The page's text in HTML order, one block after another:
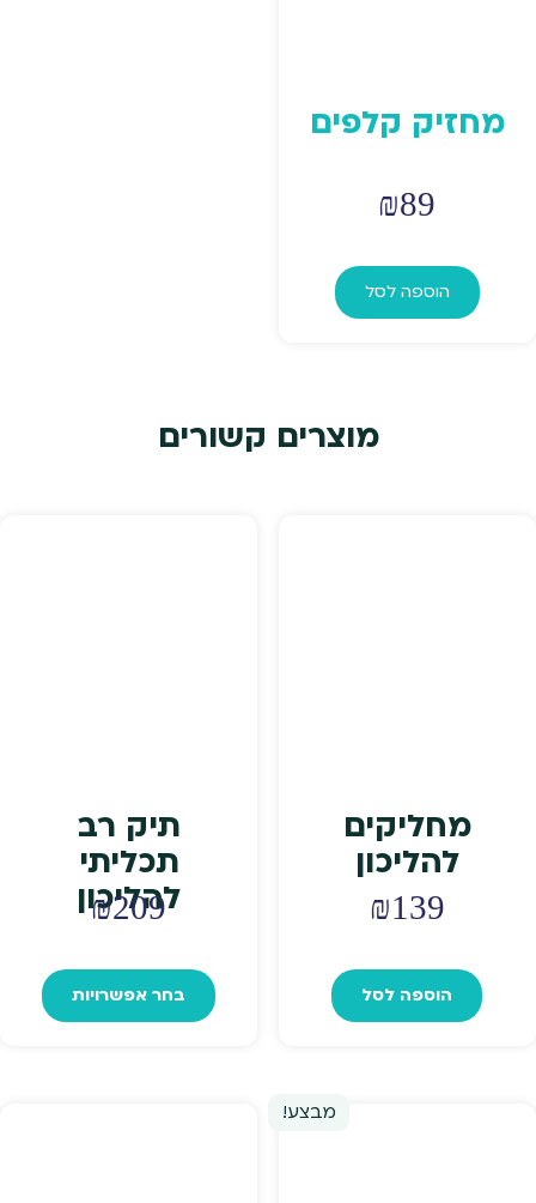
מחזיק קלפים
₪89
הוספה לסל
מוצרים קשורים
מחליקים
להליכון
₪139
הוספה לסל
תיק רב
תכליתי
להליכון
₪209
בחר אפשרויות
זה
מבצע!